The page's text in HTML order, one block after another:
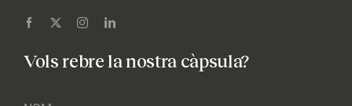
Vols rebre la nostra càpsula?